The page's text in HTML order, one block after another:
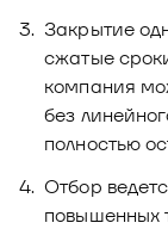
Закрытие
сжатые
компания
без
полностью
Отбор
повышенных